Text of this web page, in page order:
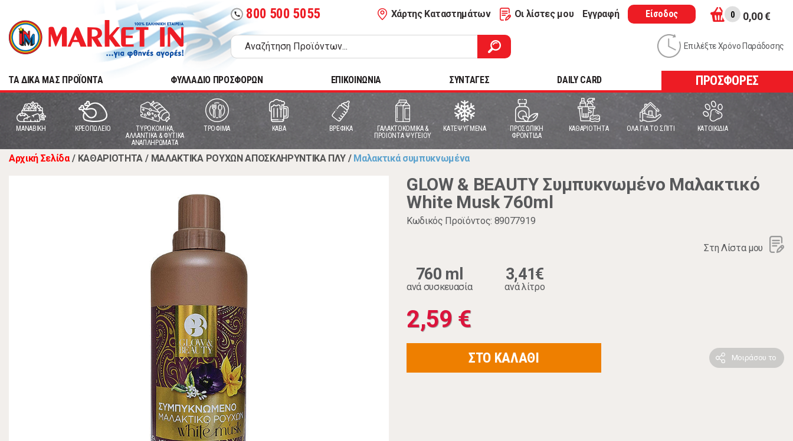
call 800 500 5055 Χάρτης Καταστημάτων Οι λίστες μου Εγγραφή Είσοδος 0 0,00 €
Επιλέξτε Χρόνο Παράδοσης
TA ΔΙΚΑ ΜΑΣ ΠΡΟΪΟΝΤΑ ΦΥΛΛΑΔΙΟ ΠΡΟΣΦΟΡΩΝ ΕΠΙΚΟΙΝΩΝΙΑ ΣΥΝΤΑΓΕΣ DAILY CARD ΠΡΟΣΦΟΡΕΣ
MANABIKH ΚΡΕΟΠΩΛΕΙΟ
ΤΥΡΟΚΟΜΙΚΑ,
ΑΛΛΑΝΤΙΚΑ & ΦΥΤΙΚΑ
ΑΝΑΠΛΗΡΩΜΑΤΑ
ΤΡΟΦΙΜΑ ΚΑΒΑ ΒΡΕΦΙΚΑ
ΓΑΛΑΚΤΟΚΟΜΙΚΑ &
ΠΡΟΙΟΝΤΑ ΨΥΓΕΙΟΥ
ΚΑΤΕΨΥΓΜΕΝΑ
ΠΡΟΣΩΠΙΚΗ
ΦΡΟΝΤΙΔΑ
ΚΑΘΑΡΙΟΤΗΤΑ ΟΛΑ ΓΙΑ ΤΟ ΣΠΙΤΙ ΚΑΤΟΙΚΙΔΙΑ
Αρχική Σελίδα / ΚΑΘΑΡΙΟΤΗΤΑ / ΜΑΛΑΚΤΙΚΑ ΡΟΥΧΩΝ ΑΠΟΣΚΛΗΡΥΝΤΙΚΑ ΠΛΥ / Μαλακτικά συμπυκνωμένα
GLOW & BEAUTY Συμπυκνωμένο Μαλακτικό
White Musk 760ml
Κωδικός Προϊόντος: 89077919
Στη Λίστα μου
760 ml
ανά συσκευασία
3,41€
ανά λίτρο
2,59 €
ΣΤΟ ΚΑΛΑΘΙ Μοιράσου το